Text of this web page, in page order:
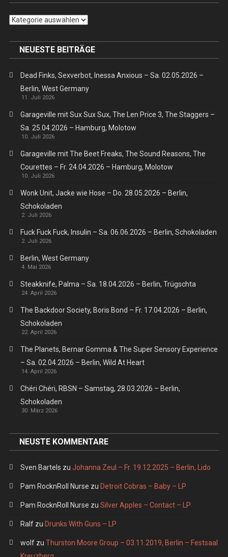
Kategorien
NEUESTE BEITRÄGE
Dead Finks, Sexverbot, Inessa Anxious – Sa. 02.05.2026 –
Berlin, West Germany
11. Juli 2026
Garageville mit Sux Sux Sux, The Len Price 3, The Staggers –
Sa. 25.04.2026 – Hamburg, Molotow
10. Juli 2026
Garageville mit The Beet Freaks, The Sound Reasons, The
Courettes – Fr. 24.04.2026 – Hamburg, Molotow
10. Juli 2026
Wonk Unit, Jacke wie Hose – Do. 28.05.2026 – Berlin,
Schokoladen
2. Juli 2026
Fuck Fuck Fuck, Insulin – Sa. 06.06.2026 – Berlin, Schokoladen
2. Juli 2026
Berlin, West Germany
4. Mai 2026
Steakknife, Palma – Sa. 18.04.2026 – Berlin, Trügschta
24. April 2026
The Backdoor Society, Boris Bond – Fr. 17.04.2026 – Berlin,
Schokoladen
22. April 2026
The Planets, Bernar Gomma & The Super Sensory Experience
– Sa. 02.04.2026 – Berlin, Wild At Heart
14. April 2026
Chéri Chéri, RBSN – Samstag, 28.03.2026 – Berlin,
Schokoladen
30. März 2026
NEUSTE KOMMENTARE
Sven Bartels zu Johanna Zeul – Fr. 19.12.2025 – Berlin, Lido
Pam RocknRoll Nurse zu Detroit Cobras – Baby – LP
Pam RocknRoll Nurse zu Silver Apples – Contact – LP
Ralfzu Drunks With Guns – LP
wolfzu Thurston Moore Group – 03.11.2019, Berlin – Festsaal